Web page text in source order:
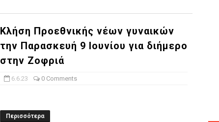
Κλήση Προεθνικής νέων γυναικών
την Παρασκευή 9 Ιουνίου για διήμερο
στην Ζοφριά
6.6.23 0 Comments
Περισσότερα